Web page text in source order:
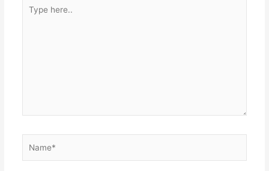
here..